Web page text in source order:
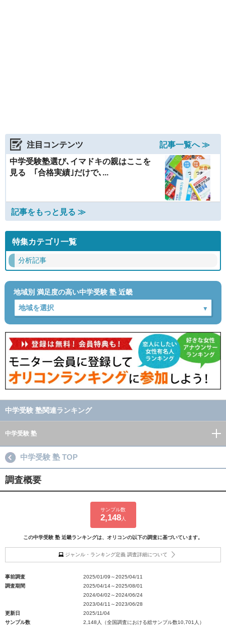
注目コンテンツ
記事一覧へ ≫
中学受験塾選び､イマドキの親はここを
見る ｢合格実績｣だけで､...
記事をもっと見る ≫
特集カテゴリ一覧
分析記事
地域別 満足度の高い中学受験 塾 近畿
中学受験 塾関連ランキング
中学受験 塾
中学受験 塾 TOP
調査概要
サンプル数
2,148人
この中学受験 塾 近畿ランキングは、オリコンの以下の調査に基づいています。
ジャンル・ランキング定義 調査詳細について
事前調査
2025/01/09～2025/04/11
調査期間
2025/04/14～2025/08/01
2024/04/02～2024/06/24
2023/04/11～2023/06/28
更新日
2025/11/04
サンプル数
2,148人（全国調査における総サンプル数10,701人）